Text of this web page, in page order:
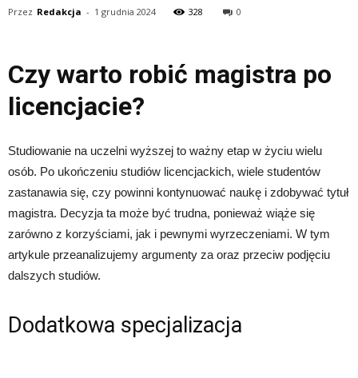
Przez Redakcja - 1 grudnia 2024 328 0
Czy warto robić magistra po
licencjacie?
Studiowanie na uczelni wyższej to ważny etap w życiu wielu
osób. Po ukończeniu studiów licencjackich, wiele studentów
zastanawia się, czy powinni kontynuować naukę i zdobywać tytuł
magistra. Decyzja ta może być trudna, ponieważ wiąże się
zarówno z korzyściami, jak i pewnymi wyrzeczeniami. W tym
artykule przeanalizujemy argumenty za oraz przeciw podjęciu
dalszych studiów.
Dodatkowa specjalizacja